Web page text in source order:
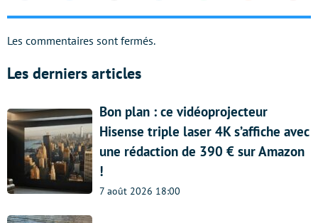
Les commentaires sont fermés.
Les derniers articles
Bon plan : ce vidéoprojecteur
Hisense triple laser 4K s’affiche avec
une rédaction de 390 € sur Amazon
!
7 août 2026 18:00